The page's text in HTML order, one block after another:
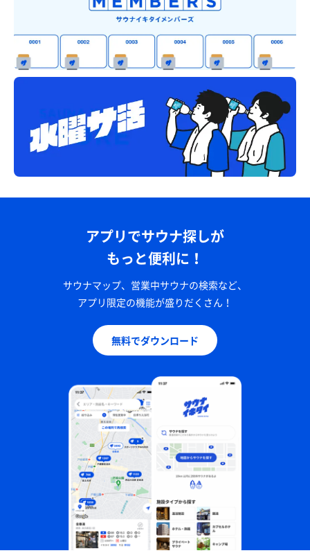
アプリでサウナ探しが
もっと便利に！
サウナマップ、営業中サウナの検索など、
アプリ限定の機能が盛りだくさん！
無料でダウンロード